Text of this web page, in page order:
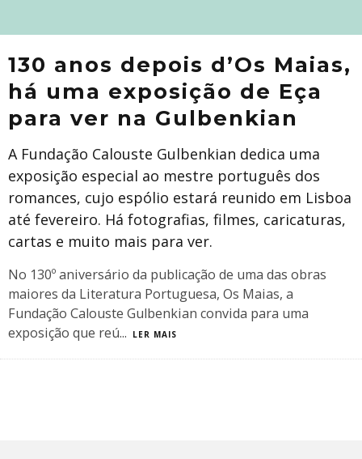
130 anos depois d’Os Maias,
há uma exposição de Eça
para ver na Gulbenkian
A Fundação Calouste Gulbenkian dedica uma
exposição especial ao mestre português dos
romances, cujo espólio estará reunido em Lisboa
até fevereiro. Há fotografias, filmes, caricaturas,
cartas e muito mais para ver.
No 130º aniversário da publicação de uma das obras
maiores da Literatura Portuguesa, Os Maias, a
Fundação Calouste Gulbenkian convida para uma
exposição que reú... LER MAIS